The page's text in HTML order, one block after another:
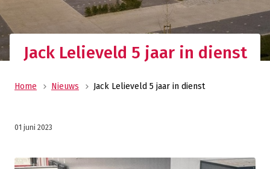
Jack Lelieveld 5 jaar in dienst
Home Nieuws Jack Lelieveld 5 jaar in dienst
01 juni 2023